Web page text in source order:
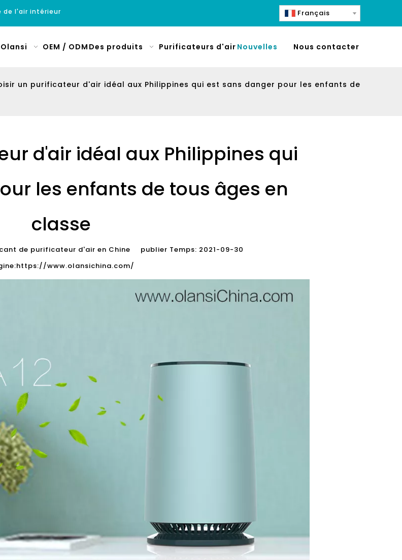
de l'air intérieur Français
OEM / ODM Des produits Purificateurs d'air Nouvelles Nous contacter
un purificateur d'air idéal aux Philippines qui est sans danger pour les enfants de
d'air idéal aux Philippines qui
les enfants de tous âges en
classe
de purificateur d'air en Chine publier Temps: 2021-09-30
https://www.olansichina.com/